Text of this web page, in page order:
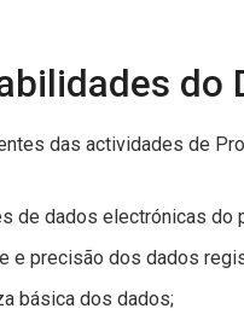
do
das actividades de
de dados electrónicas do
e precisão dos dados
básica dos dados;